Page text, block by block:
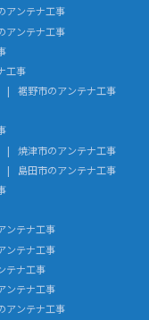
アンテナ工事
アンテナ工事
工事
裾野市のアンテナ工事
焼津市のアンテナ工事
島田市のアンテナ工事
ンテナ工事
ンテナ工事
テナ工事
ンテナ工事
アンテナ工事